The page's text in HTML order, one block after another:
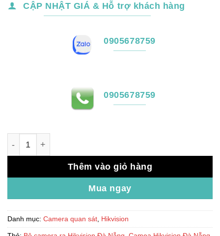
CẬP NHẬT GIÁ & Hỗ trợ khách hàng
0905678759
0905678759
Thêm vào giỏ hàng
Mua ngay
Danh mục: Camera quan sát, Hikvision